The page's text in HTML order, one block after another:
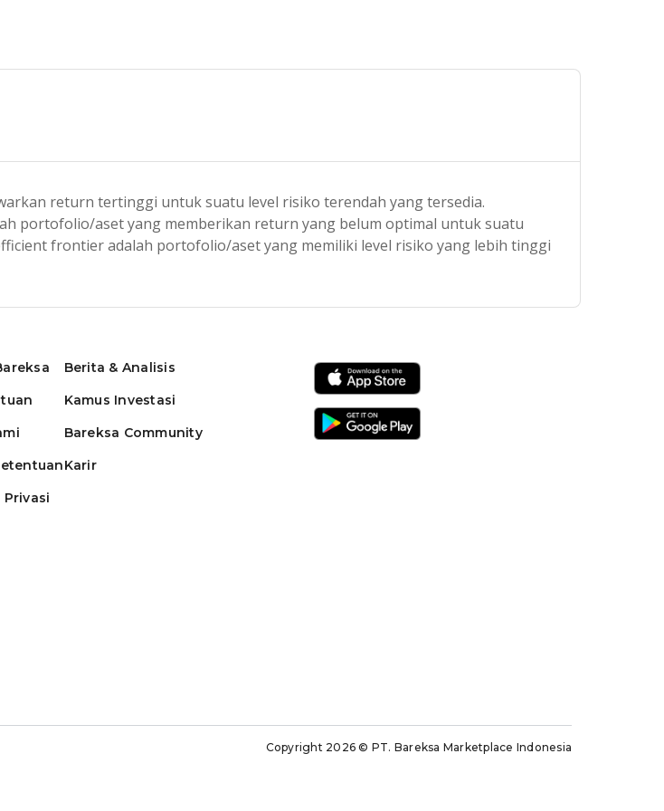
return tertinggi untuk suatu level risiko terendah yang tersedia.
portofolio/aset yang memberikan return yang belum optimal untuk suatu
frontier adalah portofolio/aset yang memiliki level risiko yang lebih tinggi
Berita & Analisis
Kamus Investasi
Bareksa Community
Karir
Copyright 2026© PT. Bareksa Marketplace Indonesia